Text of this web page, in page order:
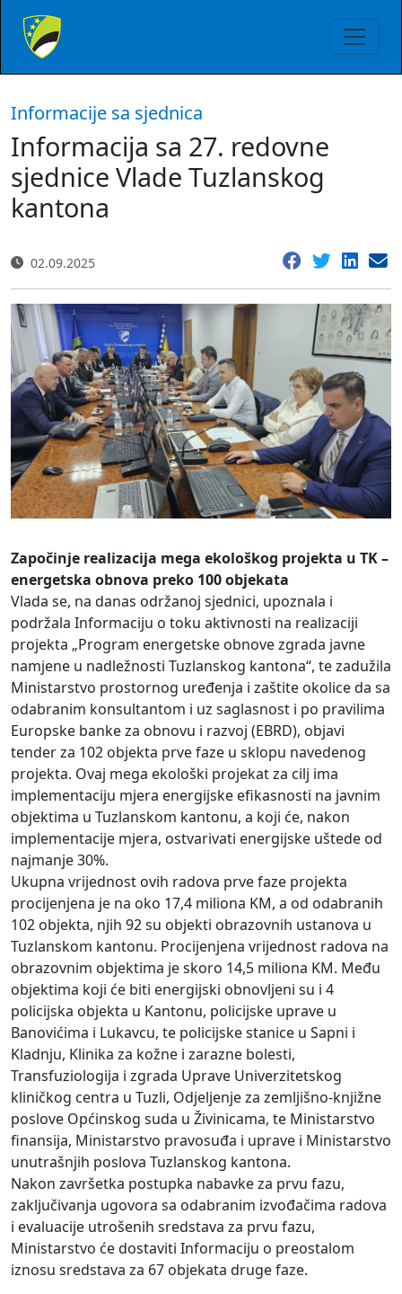
Informacije sa sjednica
Informacija sa 27. redovne
sjednice Vlade Tuzlanskog
kantona
02.09.2025
Započinje realizacija mega ekološkog projekta u TK –
energetska obnova preko 100 objekata
Vlada se, na danas održanoj sjednici, upoznala i
podržala Informaciju o toku aktivnosti na realizaciji
projekta „Program energetske obnove zgrada javne
namjene u nadležnosti Tuzlanskog kantona“, te zadužila
Ministarstvo prostornog uređenja i zaštite okolice da sa
odabranim konsultantom i uz saglasnost i po pravilima
Europske banke za obnovu i razvoj (EBRD), objavi
tender za 102 objekta prve faze u sklopu navedenog
projekta. Ovaj mega ekološki projekat za cilj ima
implementaciju mjera energijske efikasnosti na javnim
objektima u Tuzlanskom kantonu, a koji će, nakon
implementacije mjera, ostvarivati energijske uštede od
najmanje 30%.
Ukupna vrijednost ovih radova prve faze projekta
procijenjena je na oko 17,4 miliona KM, a od odabranih
102 objekta, njih 92 su objekti obrazovnih ustanova u
Tuzlanskom kantonu. Procijenjena vrijednost radova na
obrazovnim objektima je skoro 14,5 miliona KM. Među
objektima koji će biti energijski obnovljeni su i 4
policijska objekta u Kantonu, policijske uprave u
Banovićima i Lukavcu, te policijske stanice u Sapni i
Kladnju, Klinika za kožne i zarazne bolesti,
Transfuziologija i zgrada Uprave Univerzitetskog
kliničkog centra u Tuzli, Odjeljenje za zemljišno-knjižne
poslove Općinskog suda u Živinicama, te Ministarstvo
finansija, Ministarstvo pravosuđa i uprave i Ministarstvo
unutrašnjih poslova Tuzlanskog kantona.
Nakon završetka postupka nabavke za prvu fazu,
zaključivanja ugovora sa odabranim izvođačima radova
i evaluacije utrošenih sredstava za prvu fazu,
Ministarstvo će dostaviti Informaciju o preostalom
iznosu sredstava za 67 objekata druge faze.